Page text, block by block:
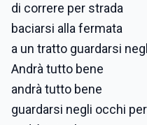
di correre per strada
baciarsi alla fermata
a un tratto guardarsi
Andrà tutto bene
andrà tutto bene
guardarsi negli occhi